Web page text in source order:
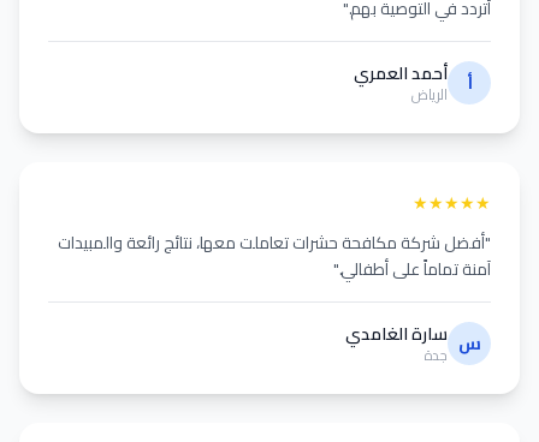
أتردد في التوصية بهم."
أ أحمد العمري
الرياض
★
★
★
★
★
"أفضل شركة مكافحة حشرات تعاملت معها، نتائج رائعة والمبيدات
آمنة تماماً على أطفالي."
س سارة الغامدي
جدة